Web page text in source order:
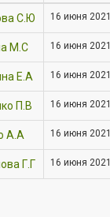
С.Ю 16 июня 2021
М.С 16 июня 2021
Е.А 16 июня 2021
П.В 16 июня 2021
А.А 16 июня 2021
Г.Г 16 июня 2021